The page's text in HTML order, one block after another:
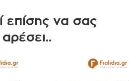
επίσης να σας
αρέσει..